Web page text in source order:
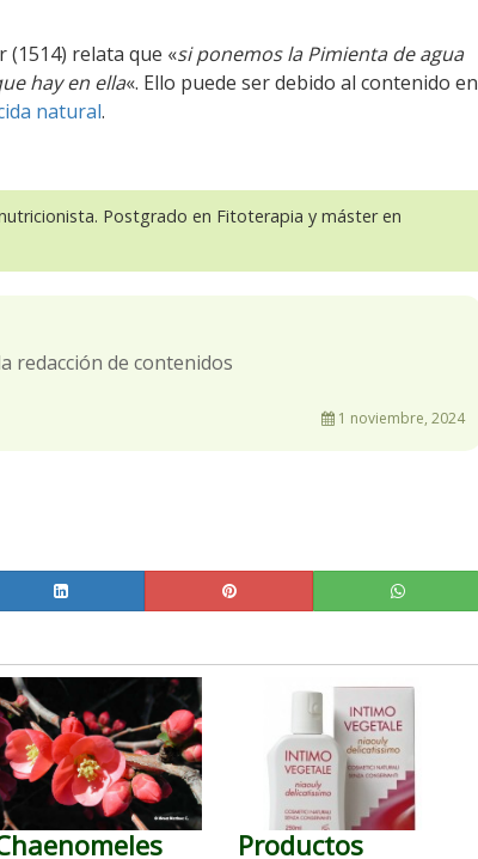
(1514) relata que «si ponemos la Pimienta de agua
hay en ella«. Ello puede ser debido al contenido en
natural.
Postgrado en Fitoterapia y máster en
redacción de contenidos
1 noviembre, 2024
Productos